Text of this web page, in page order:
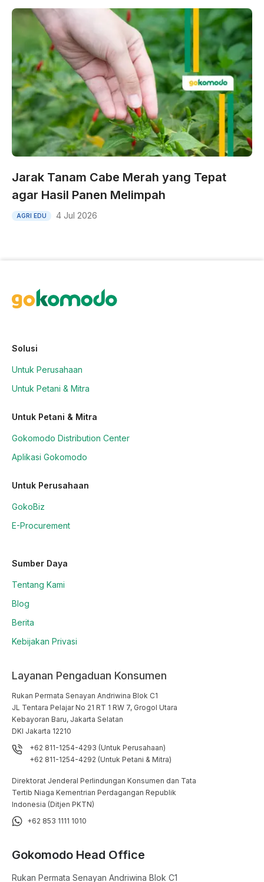
Jarak Tanam Cabe Merah yang Tepat
agar Hasil Panen Melimpah
AGRI EDU 4 Jul 2026
Solusi
Untuk Perusahaan
Untuk Petani & Mitra
Untuk Petani & Mitra
Gokomodo Distribution Center
Aplikasi Gokomodo
Untuk Perusahaan
GokoBiz
E-Procurement
Sumber Daya
Tentang Kami
Blog
Berita
Kebijakan Privasi
Layanan Pengaduan Konsumen
Rukan Permata Senayan Andriwina Blok C1
JL Tentara Pelajar No 21 RT 1 RW 7, Grogol Utara
Kebayoran Baru, Jakarta Selatan
DKI Jakarta 12210
+62 811-1254-4293 (Untuk Perusahaan)
+62 811-1254-4292 (Untuk Petani & Mitra)
Direktorat Jenderal Perlindungan Konsumen dan Tata
Tertib Niaga Kementrian Perdagangan Republik
Indonesia (Ditjen PKTN)
+62 853 1111 1010
Gokomodo Head Office
Rukan Permata Senayan Andriwina Blok C1